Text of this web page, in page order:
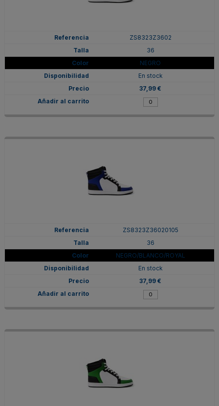
ZS8323Z3602
36
NEGRO
En stock
37,99 €
ZS8323Z36020105
36
NEGRO/BLANCO/ROYAL
En stock
37,99 €